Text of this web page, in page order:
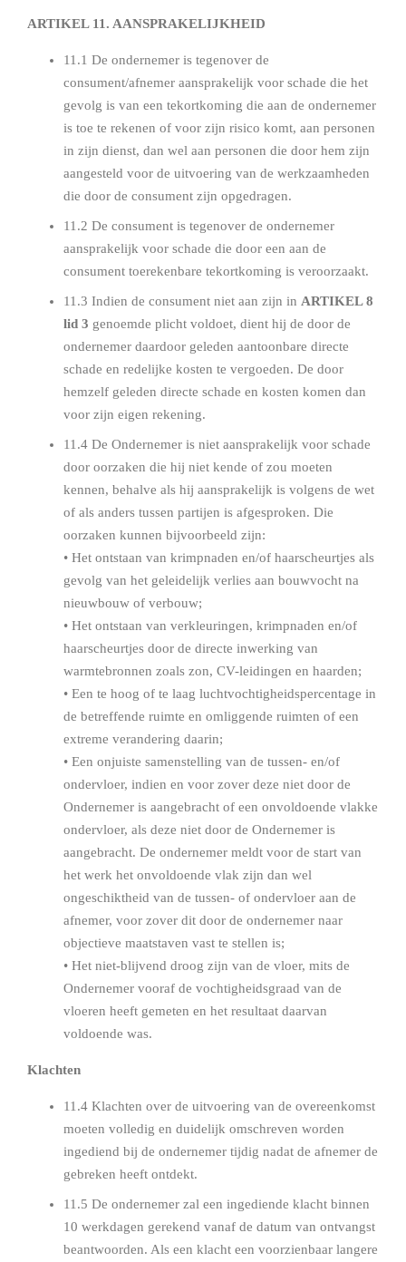
ARTIKEL 11. AANSPRAKELIJKHEID
11.1 De ondernemer is tegenover de
consument/afnemer aansprakelijk voor schade die het
gevolg is van een tekortkoming die aan de ondernemer
is toe te rekenen of voor zijn risico komt, aan personen
in zijn dienst, dan wel aan personen die door hem zijn
aangesteld voor de uitvoering van de werkzaamheden
die door de consument zijn opgedragen.
11.2 De consument is tegenover de ondernemer
aansprakelijk voor schade die door een aan de
consument toerekenbare tekortkoming is veroorzaakt.
11.3 Indien de consument niet aan zijn in ARTIKEL 8
lid 3 genoemde plicht voldoet, dient hij de door de
ondernemer daardoor geleden aantoonbare directe
schade en redelijke kosten te vergoeden. De door
hemzelf geleden directe schade en kosten komen dan
voor zijn eigen rekening.
11.4 De Ondernemer is niet aansprakelijk voor schade
door oorzaken die hij niet kende of zou moeten
kennen, behalve als hij aansprakelijk is volgens de wet
of als anders tussen partijen is afgesproken. Die
oorzaken kunnen bijvoorbeeld zijn:
• Het ontstaan van krimpnaden en/of haarscheurtjes als
gevolg van het geleidelijk verlies aan bouwvocht na
nieuwbouw of verbouw;
• Het ontstaan van verkleuringen, krimpnaden en/of
haarscheurtjes door de directe inwerking van
warmtebronnen zoals zon, CV-leidingen en haarden;
• Een te hoog of te laag luchtvochtigheidspercentage in
de betreffende ruimte en omliggende ruimten of een
extreme verandering daarin;
• Een onjuiste samenstelling van de tussen- en/of
ondervloer, indien en voor zover deze niet door de
Ondernemer is aangebracht of een onvoldoende vlakke
ondervloer, als deze niet door de Ondernemer is
aangebracht. De ondernemer meldt voor de start van
het werk het onvoldoende vlak zijn dan wel
ongeschiktheid van de tussen- of ondervloer aan de
afnemer, voor zover dit door de ondernemer naar
objectieve maatstaven vast te stellen is;
• Het niet-blijvend droog zijn van de vloer, mits de
Ondernemer vooraf de vochtigheidsgraad van de
vloeren heeft gemeten en het resultaat daarvan
voldoende was.
Klachten
11.4 Klachten over de uitvoering van de overeenkomst
moeten volledig en duidelijk omschreven worden
ingediend bij de ondernemer tijdig nadat de afnemer de
gebreken heeft ontdekt.
11.5 De ondernemer zal een ingediende klacht binnen
10 werkdagen gerekend vanaf de datum van ontvangst
beantwoorden. Als een klacht een voorzienbaar langere